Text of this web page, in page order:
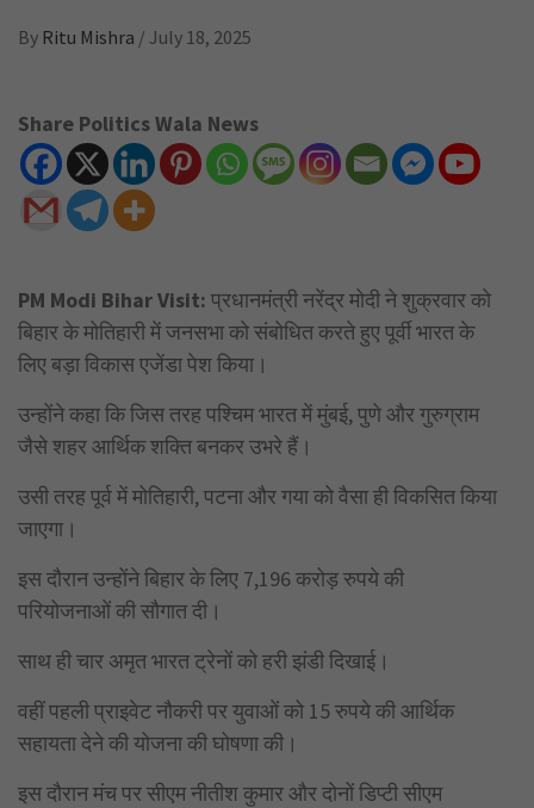
By Ritu Mishra / July 18, 2025
Share Politics Wala News
PM Modi Bihar Visit: प्रधानमंत्री नरेंद्र मोदी ने शुक्रवार को
बिहार के मोतिहारी में जनसभा को संबोधित करते हुए पूर्वी भारत के
लिए बड़ा विकास एजेंडा पेश किया।
उन्होंने कहा कि जिस तरह पश्चिम भारत में मुंबई, पुणे और गुरुग्राम
जैसे शहर आर्थिक शक्ति बनकर उभरे हैं।
उसी तरह पूर्व में मोतिहारी, पटना और गया को वैसा ही विकसित किया
जाएगा।
इस दौरान उन्होंने बिहार के लिए 7,196 करोड़ रुपये की
परियोजनाओं की सौगात दी।
साथ ही चार अमृत भारत ट्रेनों को हरी झंडी दिखाई।
वहीं पहली प्राइवेट नौकरी पर युवाओं को 15 रुपये की आर्थिक
सहायता देने की योजना की घोषणा की।
इस दौरान मंच पर सीएम नीतीश कुमार और दोनों डिप्टी सीएम